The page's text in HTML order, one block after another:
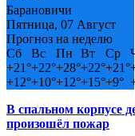
Барановичи
Пятница, 07 Август
Прогноз на неделю
Сб
Вс Пн Вт Ср
+21°+22°+28°+22°+21°
+12°+10°+12°+15°+9°
В спальном корпусе
произошёл пожар